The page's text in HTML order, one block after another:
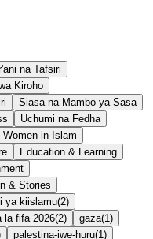
na Tafsiri
Kiroho
Siasa na Mambo ya Sasa
Uchumi na Fedha
Women in Islam
Education & Learning
& Stories
ya kiislamu(2)
la fifa 2026(2) gaza(1 )
palestina-iwe-huru(1 )